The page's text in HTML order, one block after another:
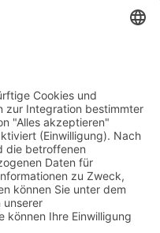
Medien, Bildung
überall
Mehr erfahren